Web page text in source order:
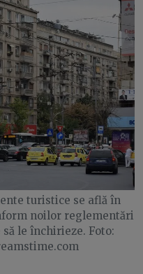
turistice se află în
noilor reglementări
le închirieze. Foto: